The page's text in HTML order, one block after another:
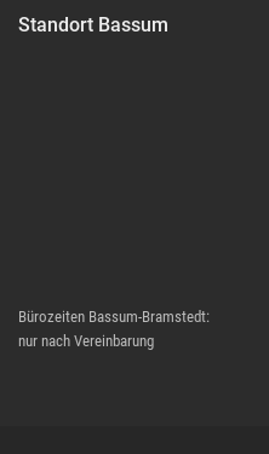
Standort Bassum
Bürozeiten Bassum-Bramstedt:
nur nach Vereinbarung